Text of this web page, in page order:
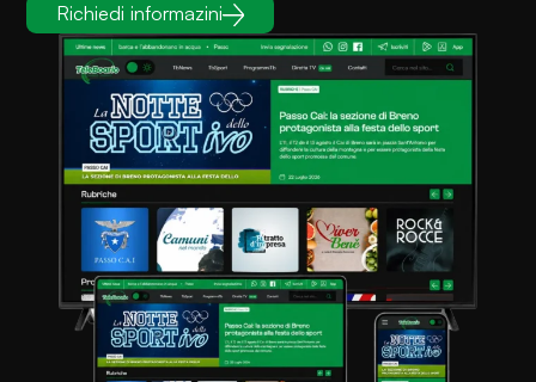
Richiedi informazini